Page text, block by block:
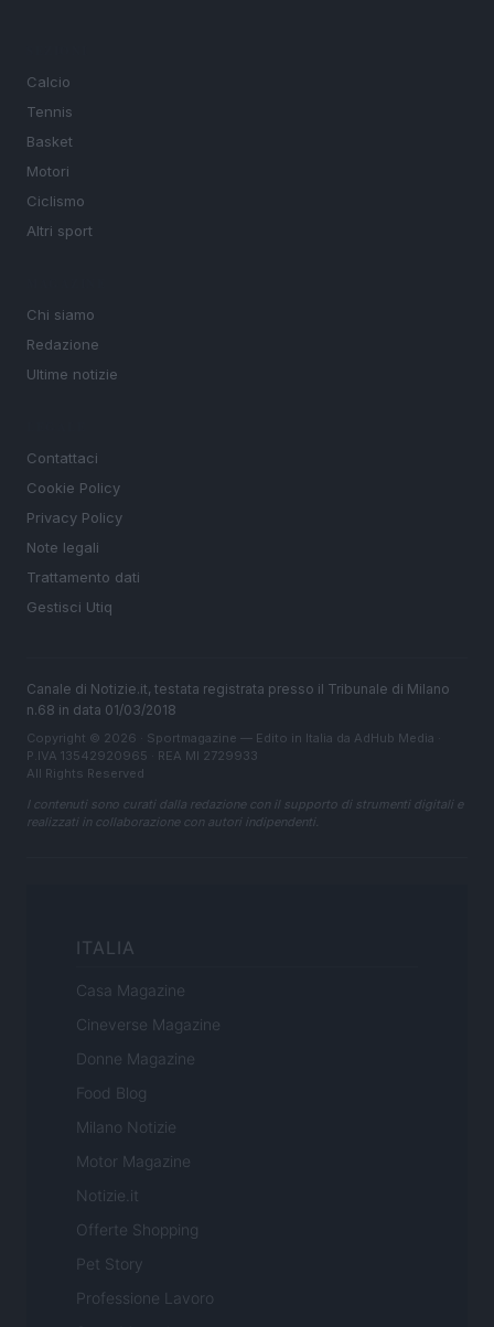
Calcio
Tennis
Basket
Motori
Ciclismo
Altri sport
Chi siamo
Redazione
Ultime notizie
Contattaci
Cookie Policy
Privacy Policy
Note legali
Trattamento dati
Gestisci Utiq
Canale di Notizie.it, testata registrata presso il Tribunale di Milano
n.68 in data 01/03/2018
Copyright © 2026 · Sportmagazine — Edito in Italia da AdHub Media
P.IVA 13542920965 · REA MI 2729933
All Rights Reserved
I contenuti sono curati dalla redazione con il supporto di strumenti digitali e
realizzati in collaborazione con autori indipendenti.
ITALIA
Casa Magazine
Cineverse Magazine
Donne Magazine
Food Blog
Milano Notizie
Motor Magazine
Notizie.it
Offerte Shopping
Pet Story
Professione Lavoro